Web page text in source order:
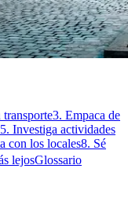
transporte3. Empaca de
5. Investiga actividades
con los locales8. Sé
lejosGlossario